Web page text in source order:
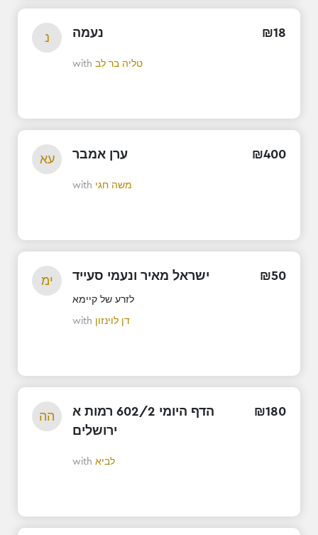
נ נעמה ₪18
with טליה בר לב
עא ערן אמבר ₪400
with משה חגי
ימ ישראל מאיר ונעמי סעייד ₪50
לזרע של קיימא
with דן לוינזון
הה
הדף היומי 602/2 רמות א
ירושלים
₪180
with לביא